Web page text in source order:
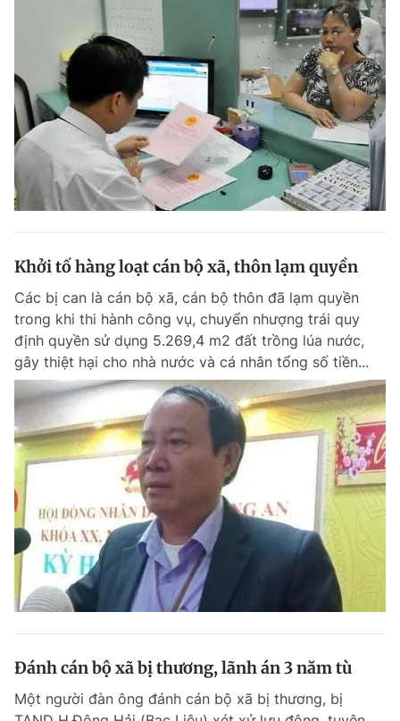
Khởi tố hàng loạt cán bộ xã, thôn lạm quyền
Các bị can là cán bộ xã, cán bộ thôn đã lạm quyền
trong khi thi hành công vụ, chuyển nhượng trái quy
định quyền sử dụng 5.269,4 m2 đất trồng lúa nước,
gây thiệt hại cho nhà nước và cá nhân tổng số tiền...
Đánh cán bộ xã bị thương, lãnh án 3 năm tù
Một người đàn ông đánh cán bộ xã bị thương, bị